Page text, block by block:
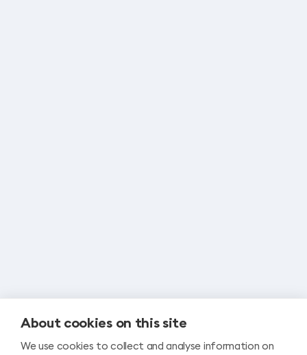
About cookies on this site
We use cookies to collect and analyse information on